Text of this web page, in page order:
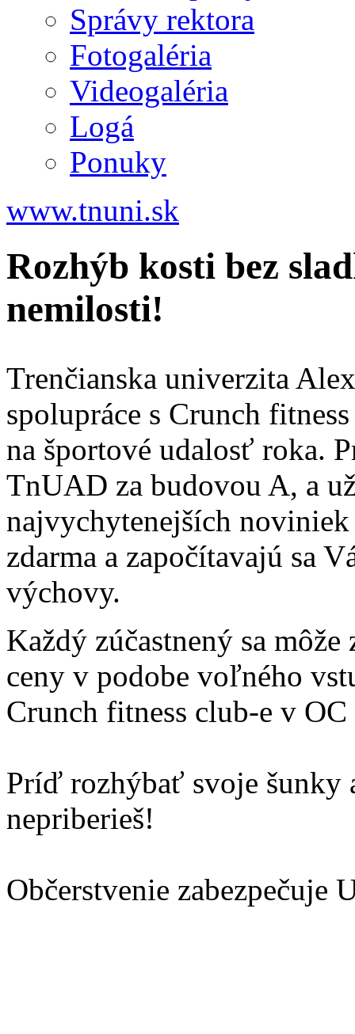
Správy rektora
Fotogaléria
Videogaléria
Logá
Ponuky
www.tnuni.sk
Rozhýb kosti bez
nemilosti!
Trenčianska univerzita
spolupráce s Crunch
na športové udalosť roka.
TnUAD za budovou A, a
najvychytenejších
zdarma a započítavajú sa
výchovy.
Každý zúčastnený sa
ceny v podobe voľného
Crunch fitness club-e v
Príď rozhýbať svoje šunky
nepriberieš!
Občerstvenie zabezpečuje